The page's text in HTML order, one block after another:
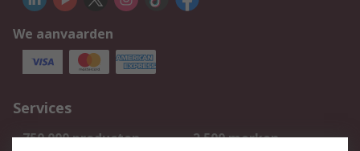
We aanvaarden
Services
750.000 producten
2.500 merken